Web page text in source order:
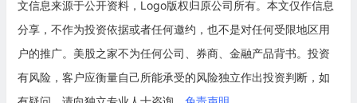
文信息来源于公开资料，Logo版权归原公司所有。本文仅作信息
分享，不作为投资依据或者任何邀约，也不是对任何受限地区用
户的推广。美股之家不为任何公司、券商、金融产品背书。投资
有风险，客户应衡量自己所能承受的风险独立作出投资判断，如